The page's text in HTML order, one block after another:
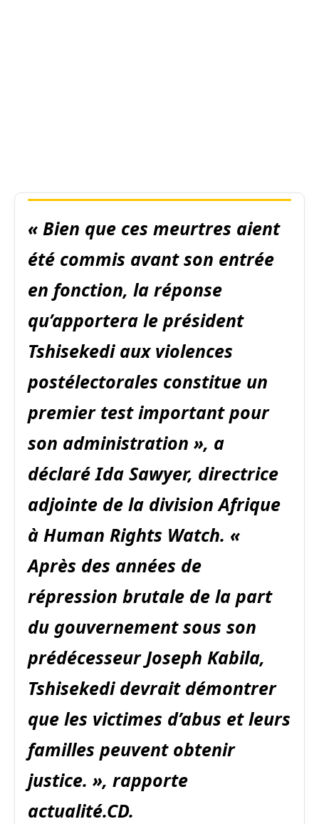
« Bien que ces meurtres aient
été commis avant son entrée
en fonction, la réponse
qu’apportera le président
Tshisekedi aux violences
postélectorales constitue un
premier test important pour
son administration », a
déclaré Ida Sawyer, directrice
adjointe de la division Afrique
à Human Rights Watch. «
Après des années de
répression brutale de la part
du gouvernement sous son
prédécesseur Joseph Kabila,
Tshisekedi devrait démontrer
que les victimes d’abus et leurs
familles peuvent obtenir
justice. », rapporte
actualité.CD.